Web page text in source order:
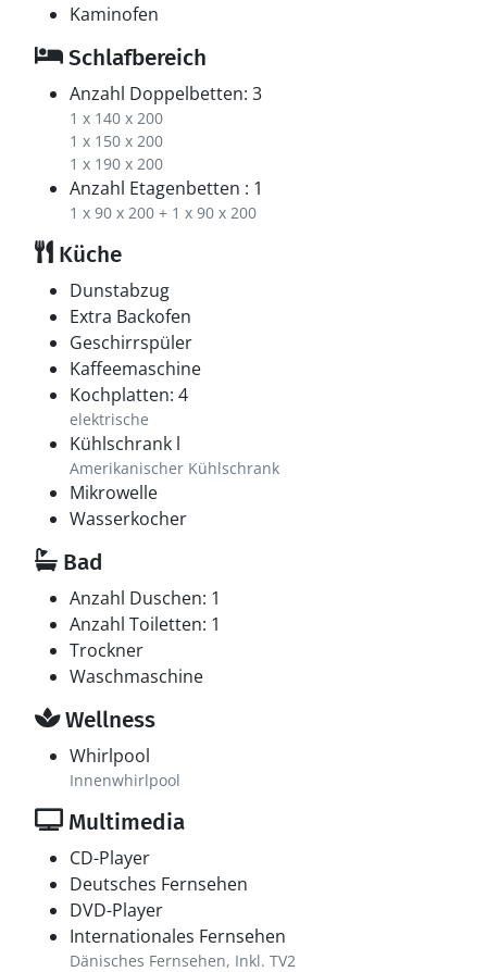
Kaminofen
Schlafbereich
Anzahl Doppelbetten: 3
1 x 140 x 200
1 x 150 x 200
1 x 190 x 200
Anzahl Etagenbetten : 1
1 x 90 x 200 + 1 x 90 x 200
Küche
Dunstabzug
Extra Backofen
Geschirrspüler
Kaffeemaschine
Kochplatten: 4
elektrische
Kühlschrank l
Amerikanischer Kühlschrank
Mikrowelle
Wasserkocher
Bad
Anzahl Duschen: 1
Anzahl Toiletten: 1
Trockner
Waschmaschine
Wellness
Whirlpool
Innenwhirlpool
Multimedia
CD-Player
Deutsches Fernsehen
DVD-Player
Internationales Fernsehen
Dänisches Fernsehen, Inkl. TV2